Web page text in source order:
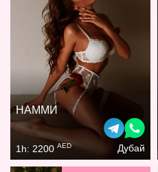
НАММИ
1h: 2200 AED Дубай